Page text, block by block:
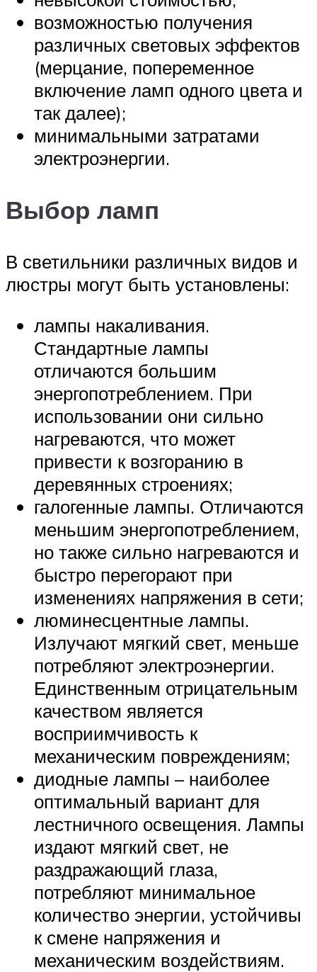
возможностью получения
различных световых эффектов
(мерцание, попеременное
включение ламп одного цвета и
так далее);
минимальными затратами
электроэнергии.
Выбор ламп
В светильники различных видов и
люстры могут быть установлены:
лампы накаливания.
Стандартные лампы
отличаются большим
энергопотреблением. При
использовании они сильно
нагреваются, что может
привести к возгоранию в
деревянных строениях;
галогенные лампы. Отличаются
меньшим энергопотреблением,
но также сильно нагреваются и
быстро перегорают при
изменениях напряжения в сети;
люминесцентные лампы.
Излучают мягкий свет, меньше
потребляют электроэнергии.
Единственным отрицательным
качеством является
восприимчивость к
механическим повреждениям;
диодные лампы – наиболее
оптимальный вариант для
лестничного освещения. Лампы
издают мягкий свет, не
раздражающий глаза,
потребляют минимальное
количество энергии, устойчивы
к смене напряжения и
механическим воздействиям.